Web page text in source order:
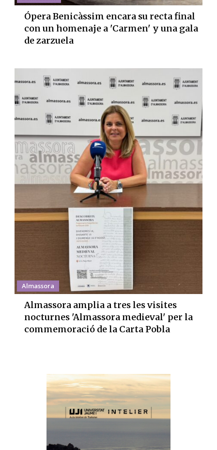
Ópera Benicàssim encara su recta final
con un homenaje a 'Carmen' y una gala
de zarzuela
Almassora
Almassora amplia a tres les visites
nocturnes 'Almassora medieval' per la
commemoració de la Carta Pobla